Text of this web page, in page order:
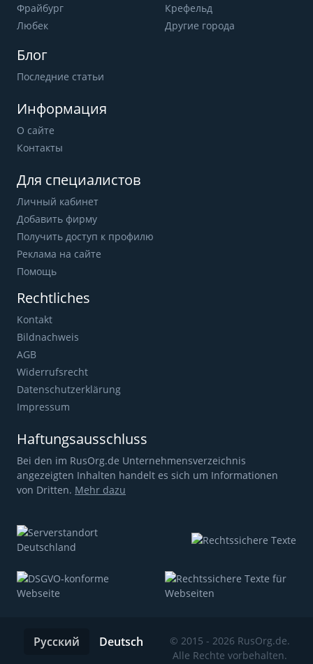
Фрайбург
Крефельд
Любек
Другие города
Блог
Последние статьи
Информация
О сайте
Контакты
Для специалистов
Личный кабинет
Добавить фирму
Получить доступ к профилю
Реклама на сайте
Помощь
Rechtliches
Kontakt
Bildnachweis
AGB
Widerrufsrecht
Datenschutzerklärung
Impressum
Haftungsausschluss
Bei den im RusOrg.de Unternehmensverzeichnis
angezeigten Inhalten handelt es sich um Informationen
von Dritten. Mehr dazu
© 2015 - 2026 RusOrg.de.
Alle Rechte vorbehalten.
Русский Deutsch